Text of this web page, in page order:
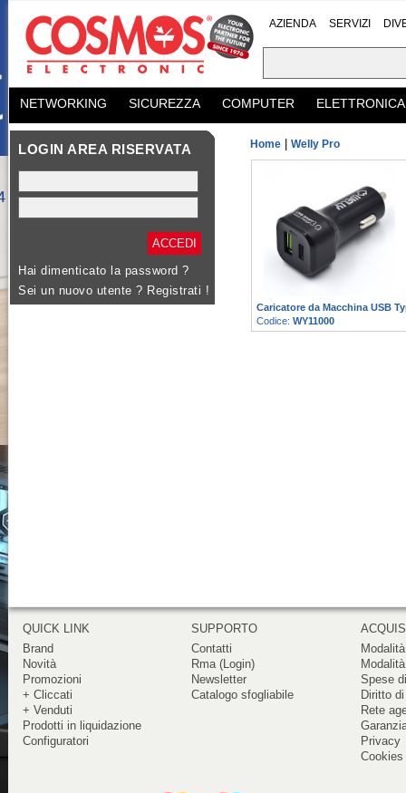
AZIENDA SERVIZI
NETWORKING SICUREZZA COMPUTER ELETTRONICA
LOGIN AREA RISERVATA
Hai dimenticato la password ?
Sei un nuovo utente ? Registrati !
Home Welly Pro
Caricatore da Macchina USB
Codice: WY11000
QUICK LINK
Brand
Novità
Promozioni
+ Cliccati
+ Venduti
Prodotti in liquidazione
Configuratori
SUPPORTO
Contatti
Rma (Login)
Newsletter
Catalogo sfogliabile
Spese
Diritto
Rete
Privacy